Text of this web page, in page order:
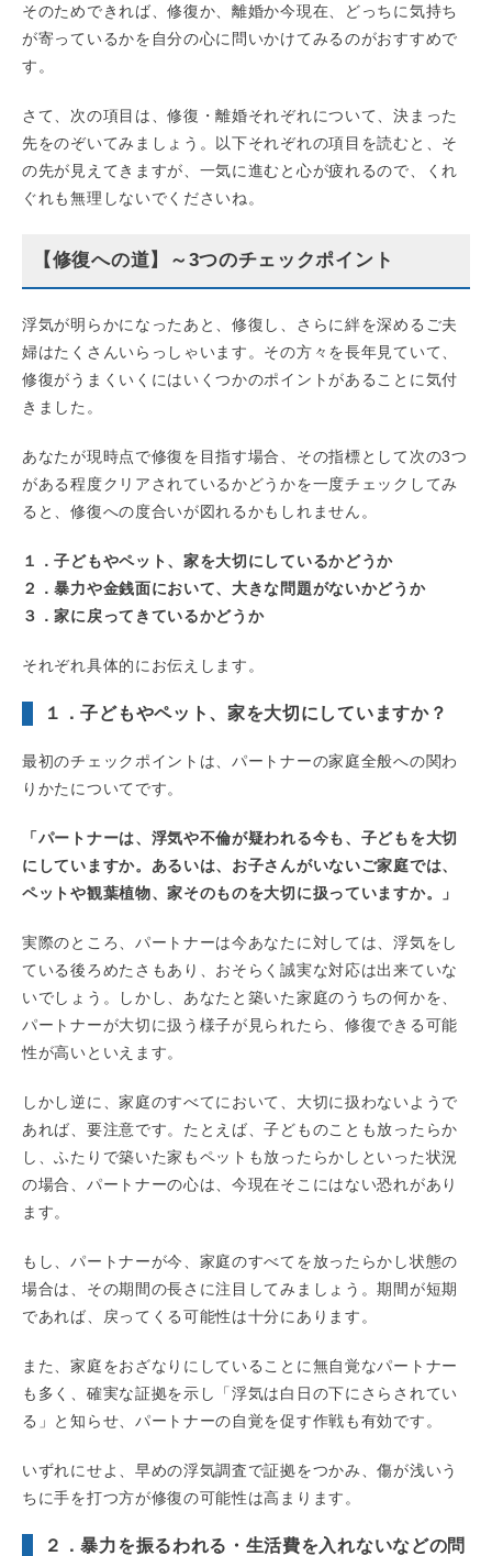
そのためできれば、修復か、離婚か今現在、どっちに気持ち
が寄っているかを自分の心に問いかけてみるのがおすすめで
す。
さて、次の項目は、修復・離婚それぞれについて、決まった
先をのぞいてみましょう。以下それぞれの項目を読むと、そ
の先が見えてきますが、一気に進むと心が疲れるので、くれ
ぐれも無理しないでくださいね。
【修復への道】～3つのチェックポイント
浮気が明らかになったあと、修復し、さらに絆を深めるご夫
婦はたくさんいらっしゃいます。その方々を長年見ていて、
修復がうまくいくにはいくつかのポイントがあることに気付
きました。
あなたが現時点で修復を目指す場合、その指標として次の3つ
がある程度クリアされているかどうかを一度チェックしてみ
ると、修復への度合いが図れるかもしれません。
１．子どもやペット、家を大切にしているかどうか
２．暴力や金銭面において、大きな問題がないかどうか
３．家に戻ってきているかどうか
それぞれ具体的にお伝えします。
１．子どもやペット、家を大切にしていますか？
最初のチェックポイントは、パートナーの家庭全般への関わ
りかたについてです。
「パートナーは、浮気や不倫が疑われる今も、子どもを大切
にしていますか。あるいは、お子さんがいないご家庭では、
ペットや観葉植物、家そのものを大切に扱っていますか。」
実際のところ、パートナーは今あなたに対しては、浮気をし
ている後ろめたさもあり、おそらく誠実な対応は出来ていな
いでしょう。しかし、あなたと築いた家庭のうちの何かを、
パートナーが大切に扱う様子が見られたら、修復できる可能
性が高いといえます。
しかし逆に、家庭のすべてにおいて、大切に扱わないようで
あれば、要注意です。たとえば、子どものことも放ったらか
し、ふたりで築いた家もペットも放ったらかしといった状況
の場合、パートナーの心は、今現在そこにはない恐れがあり
ます。
もし、パートナーが今、家庭のすべてを放ったらかし状態の
場合は、その期間の長さに注目してみましょう。期間が短期
であれば、戻ってくる可能性は十分にあります。
また、家庭をおざなりにしていることに無自覚なパートナー
も多く、確実な証拠を示し「浮気は白日の下にさらされてい
る」と知らせ、パートナーの自覚を促す作戦も有効です。
いずれにせよ、早めの浮気調査で証拠をつかみ、傷が浅いう
ちに手を打つ方が修復の可能性は高まります。
２．暴力を振るわれる・生活費を入れないなどの問